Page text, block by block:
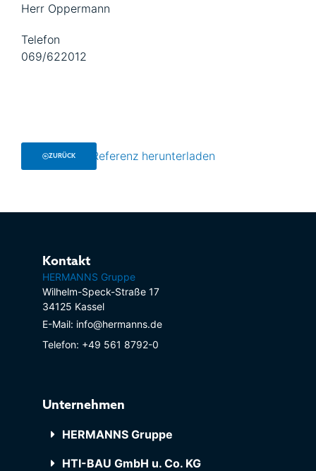
Herr Oppermann
Telefon
069/622012
ZURÜCK Referenz herunterladen
Unternehmen
HERMANNS Gruppe
HTI-BAU GmbH u. Co. KG
Kontakt
HERMANNS Gruppe
Wilhelm-Speck-Straße 17
34125 Kassel
E-Mail: info@hermanns.de
Telefon: +49 561 8792-0